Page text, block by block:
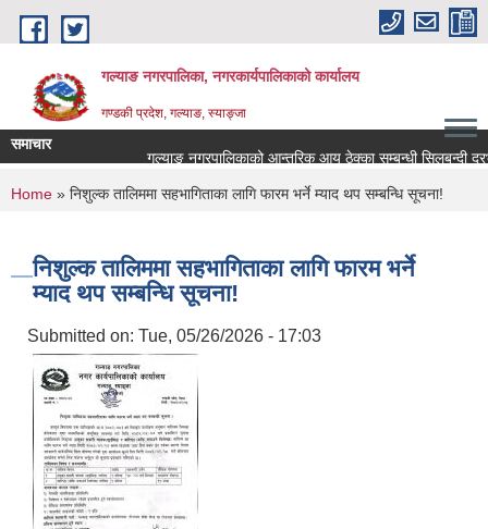
Skip to main content
गल्याङ नगरपालिका, नगरकार्यपालिकाको कार्यालय
गण्डकी प्रदेश, गल्याङ, स्याङ्जा
समाचार
गल्याङ नगरपालिकाको आन्तरिक आय ठेक्का सम्बन्धी सिलबन्दी
You are here
Home » निशुल्क तालिममा सहभागिताका लागि फारम भर्ने म्याद थप सम्बन्धि सूचना!
निशुल्क तालिममा सहभागिताका लागि फारम भर्ने
म्याद थप सम्बन्धि सूचना!
Submitted on: Tue, 05/26/2026 - 17:03